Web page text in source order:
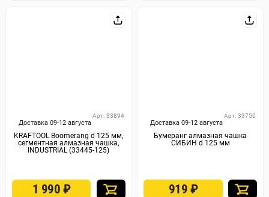
Доставка 09-12 августа
Арт. 33894
KRAFTOOL Boomerang d 125 мм,
сегментная алмазная чашка,
INDUSTRIAL (33445-125)
1 990 ₽
Доставка 09-12 августа
Арт. 33750
Бумеранг алмазная чашка
СИБИН d 125 мм
919 ₽